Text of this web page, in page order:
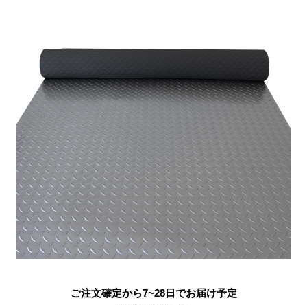
ご注文確定から7~28日でお届け予定